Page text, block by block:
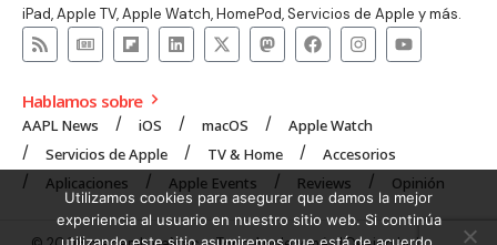
iPad, Apple TV, Apple Watch, HomePod, Servicios de Apple y más.
Hablamos sobre
AAPL News iOS macOS
Apple Watch
Servicios de Apple
TV & Home
Accesorios
Aplicaciones
Apple Events Reviews Opinión
Utilizamos cookies para asegurar que damos la mejor
experiencia al usuario en nuestro sitio web. Si continúa